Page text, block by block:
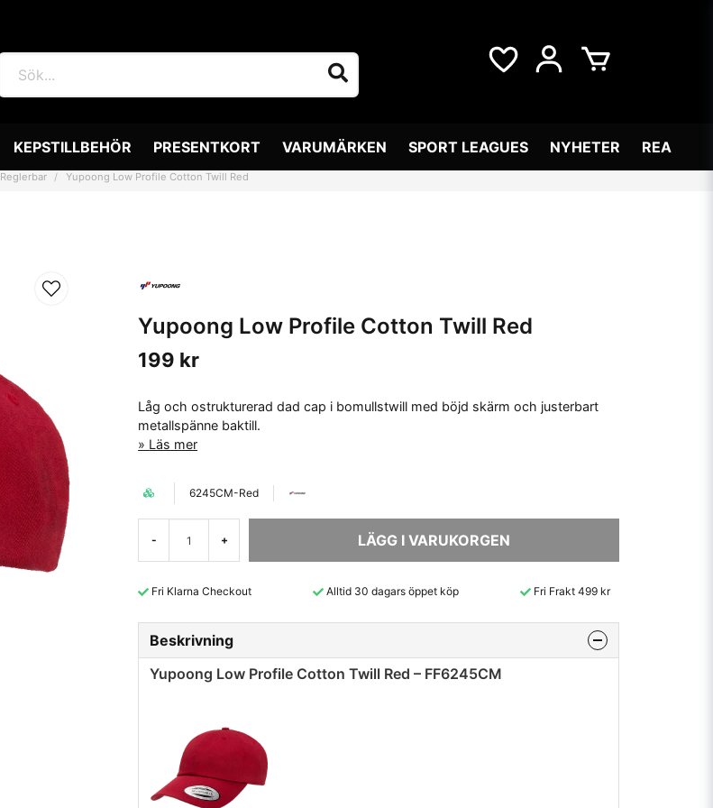
KEPSTILLBEHÖR PRESENTKORT VARUMÄRKEN SPORT LEAGUES NYHETER REA
Reglerbar Yupoong Low Profile Cotton Twill Red
Yupoong Low Profile Cotton Twill Red
199 kr
Låg och ostrukturerad dad cap i bomullstwill med böjd skärm och justerbart
metallspänne baktill.
Läs mer
6245CM-Red
- + LÄGG I VARUKORGEN
Fri Klarna Checkout Alltid 30 dagars öppet köp Fri Frakt 499 kr
Beskrivning
Yupoong Low Profile Cotton Twill Red – FF6245CM